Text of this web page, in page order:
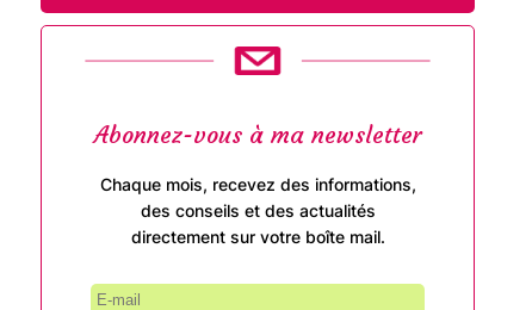
Abonnez-vous à ma newsletter
Chaque mois, recevez des informations,
des conseils et des actualités
directement sur votre boîte mail.